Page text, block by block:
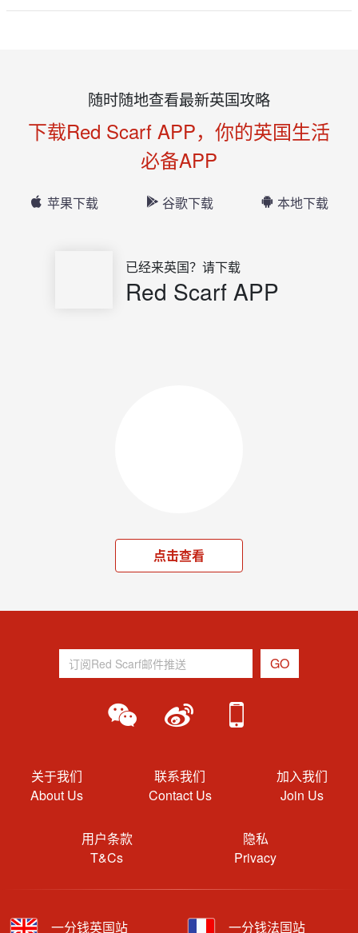
随时随地查看最新英国攻略
下载Red Scarf APP，你的英国生活
必备APP
苹果下载 谷歌下载 本地下载
已经来英国？请下载
Red Scarf APP
点击查看
关于我们
About Us
联系我们
Contact Us
加入我们
Join Us
用户条款
T&Cs
隐私
Privacy
一分钱英国站 一分钱法国站